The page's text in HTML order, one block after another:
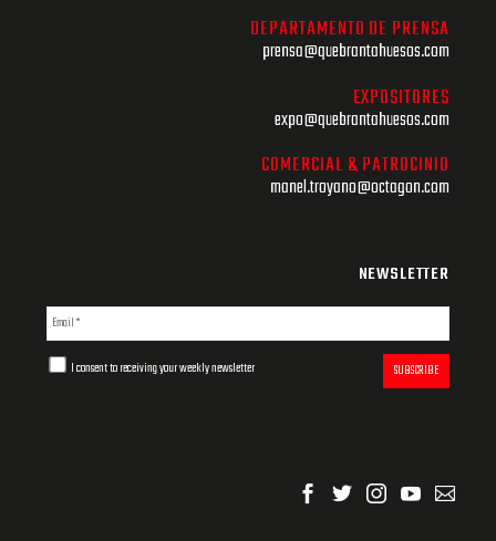
DEPARTAMENTO DE PRENSA
prensa@quebrantahuesos.com
EXPOSITORES
expo@quebrantahuesos.com
COMERCIAL & PATROCINIO
manel.troyano@octagon.com
NEWSLETTER
I consent to receiving your weekly newsletter SUBSCRIBE